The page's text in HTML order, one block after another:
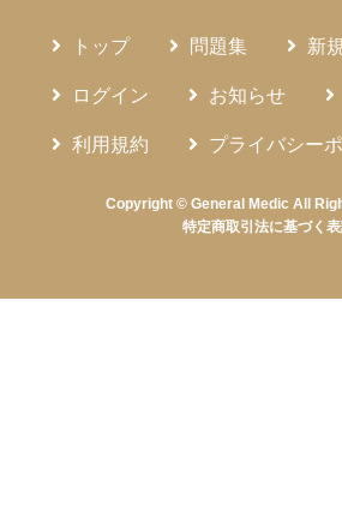
トップ 問題集 新
ログイン お知らせ
利用規約 プライバシー
Copyright © General Medic All
特定商取引法に基づく